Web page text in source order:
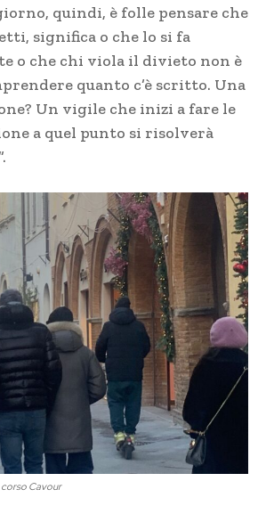
quindi, è folle pensare che
significa o che lo si fa
o che chi viola il divieto non è
quanto c’è scritto. Una
Un vigile che inizi a fare le
a quel punto si risolverà
corso Cavour